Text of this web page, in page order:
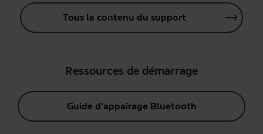
Tous le contenu du support
Ressources de démarrage
Guide d'appairage Bluetooth